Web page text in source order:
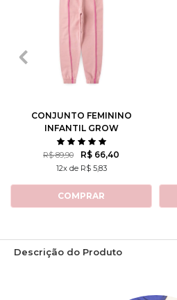
2 4
CONJUNTO FEMININO
INFANTIL GROW
POSITIVE THOUGHTS
R$ 89,90 R$ 66,40
12x de R$ 5,83
COMPRAR
Descrição do Produto